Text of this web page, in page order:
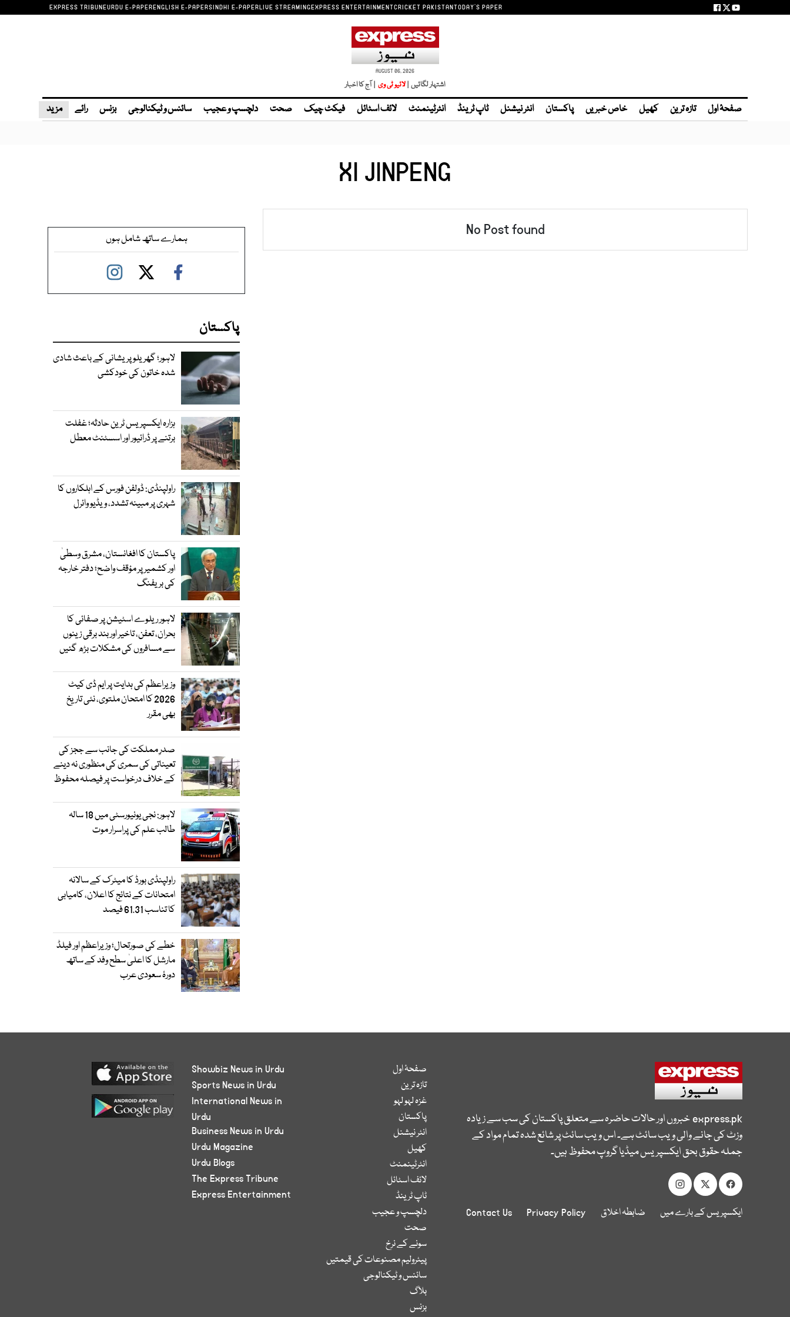
EXPRESS TRIBUNEURDU E-PAPERENGLISH E-PAPERSINDHI E-PAPERLIVE STREAMINGEXPRESS ENTERTAINMENTCRICKET PAKISTANTODAY'S PAPER
AUGUST 06, 2026
اشتہار لگائیں | | آج کا اخبار
صفحۂ اول تازہ ترین کھیل خاص خبریں پاکستان انٹر نیشنل ٹاپ ٹرینڈ انٹرٹینمنٹ لائف اسٹائل فیکٹ چیک صحت دلچسپ و عجیب سائنس و ٹیکنالوجی بزنس رائے مزید
XI JINPENG
No Post found ہمارے ساتھ شامل ہوں
پاکستان
لاہور؛ گھریلو پریشانی کے باعث شادی
شدہ خاتون کی خودکشی
ہزارہ ایکسپریس ٹرین حادثہ؛ غفلت
برتنے پر ڈرائیور اور اسسٹنٹ معطل
راولپنڈی: ڈولفن فورس کے اہلکاروں کا
شہری پر مبینہ تشدد، ویڈیو وائرل
پاکستان کا افغانستان، مشرق وسطیٰ
اور کشمیر پر مؤقف واضح؛ دفتر خارجہ
کی بریفنگ
لاہور ریلوے اسٹیشن پر صفائی کا
بحران، تعفن، تاخیر اور بند برقی زینوں
سے مسافروں کی مشکلات بڑھ گئیں
وزیراعظم کی ہدایت پر ایم ڈی کیٹ
2026 کا امتحان ملتوی، نئی تاریخ
بھی مقرر
صدرِ مملکت کی جانب سے ججز کی
تعیناتی کی سمری کی منظوری نہ دینے
کے خلاف درخواست پر فیصلہ محفوظ
لاہور: نجی یونیورسٹی میں 18 سالہ
طالب علم کی پراسرار موت
راولپنڈی بورڈ کا میٹرک کے سالانہ
امتحانات کے نتائج کا اعلان، کامیابی
کا تناسب 61.31 فیصد
خطے کی صورتحال؛ وزیراعظم اور فیلڈ
مارشل کا اعلیٰ سطح وفد کے ساتھ
دورۂ سعودی عرب
express.pkخبروں اور حالات حاضرہ سے متعلق پاکستان کی سب سے زیادہ
وزٹ کی جانے والی ویب سائٹ ہے۔ اس ویب سائٹ پر شائع شدہ تمام مواد کے
جملہ حقوق بحق ایکسپریس میڈیا گروپ محفوظ ہیں۔
ایکسپریس کے بارے میں ضابطہ اخلاق Privacy Policy
Contact Us
صفحۂ اول
تازہ ترین
غزہ لہو لہو
پاکستان
انٹر نیشنل
کھیل
انٹرٹینمنٹ
لائف اسٹائل
ٹاپ ٹرینڈ
دلچسپ و عجیب
صحت
سونے کے نرخ
پیٹرولیم مصنوعات کی قیمتیں
سائنس و ٹیکنالوجی
بلاگ
بزنس
Showbiz News in Urdu
Sports News in Urdu
International News in
Urdu
Business News in Urdu
Urdu Magazine
Urdu Blogs
The Express Tribune
Express Entertainment